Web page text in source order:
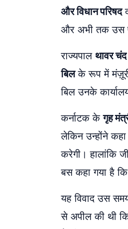
और विधान परिषद
और अभी तक उस
राज्यपाल थावर
बिलके रूप में
बिल उनके
कर्नाटक केगृह
लेकिन उन्होंने
करेगी। हालांकि
बस कहा गया है
यह विवाद उस
से अपील की थी